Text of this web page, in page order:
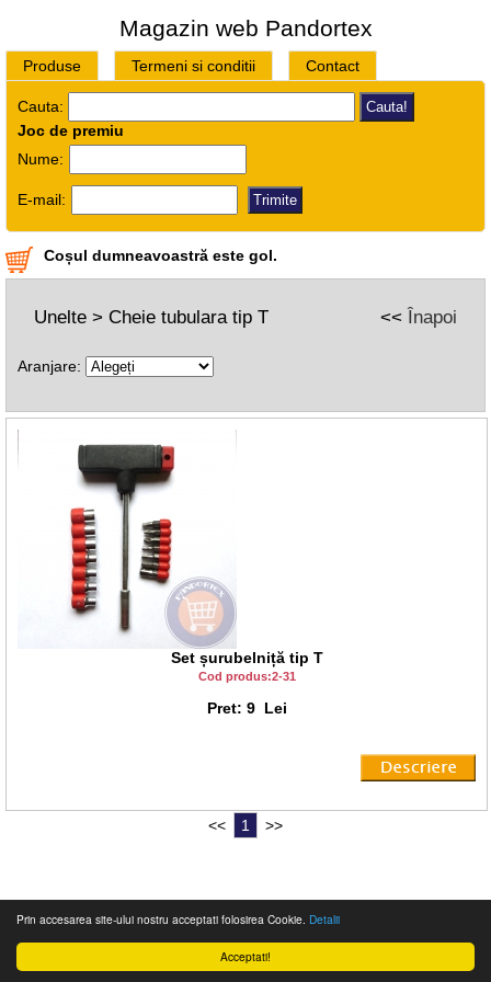
Acceptati!
Prin accesarea site-ului nostru acceptati folosirea Cookie. Detalii
Magazin web Pandortex
Produse Termeni si conditii Contact
Cauta:
Joc de premiu
Nume:
E-mail:
Coșul dumneavoastră este gol.
Unelte > Cheie tubulara tip T << Înapoi
Aranjare:
Set șurubelniță tip T
Cod produs:2-31
Pret: 9 Lei
<< 1 >>
© 2012 Magazin web Pandortex